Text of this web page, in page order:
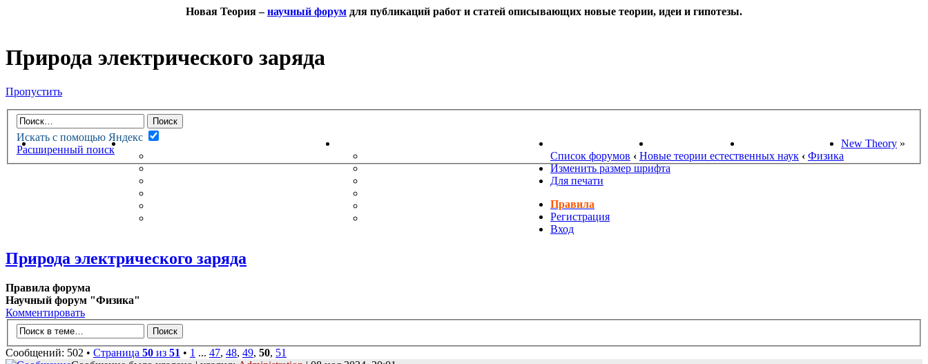
Новая Теория –научный форум для публикаций работ и статей описывающих новые теории, идеи и гипотезы.
Природа электрического заряда
Пропустить
Искать с помощью Яндекс
Расширенный поиск
НОВАЯ ТЕОРИЯФОРУМ
НЕПРОЧИТАННЫЕ СООБЩЕНИЯ
ПОЖЕЛАНИЯ
НОВОСТИ НАУКИ ПОИСК ТЕОРИЙ СТАРЫЙ ПОРТАЛ New Theory »
Список форумов ‹ Новые теории естественных наук ‹ Физика
Изменить размер шрифта
Для печати
Правила
Регистрация
Вход
Природа электрического заряда
Правила форума
Научный форум "Физика"
Комментировать
Сообщений: 502 • Страница 50 из 51 • 1 ... 47, 48, 49, 50, 51